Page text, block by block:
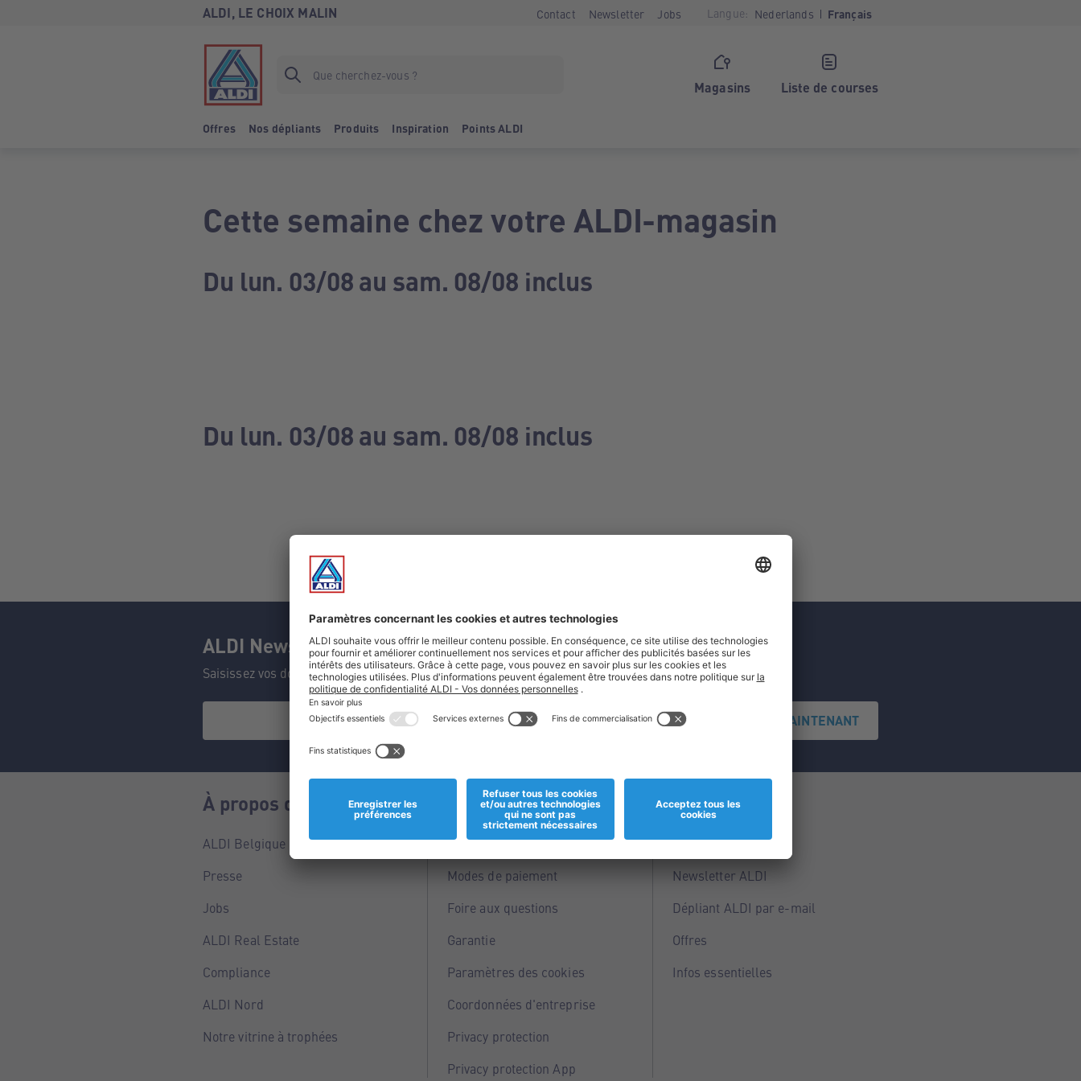
ALDI, LE CHOIX MALIN Contact Newsletter Jobs Langue: Nederlands Français
Magasins Liste de courses
Offres Nos dépliants Produits Inspiration Points ALDI
Cette semaine chez votre ALDI-magasin
Du lun. 03/08 au sam. 08/08 inclus
Du lun. 03/08 au sam. 08/08 inclus
ALDI Newsletter
Saisissez vos données et ne manquez aucune de nos offres.
S'INSCRIRE MAINTENANT
À propos de nous
ALDI Belgique
Presse
Jobs
ALDI Real Estate
Compliance
ALDI Nord
Notre vitrine à trophées
Informations
Magasins
Modes de paiement
Foire aux questions
Garantie
Paramètres des cookies
Coordonnées d'entreprise
Privacy protection
Privacy protection App
Service
Points ALDI
Newsletter ALDI
Dépliant ALDI par e-mail
Offres
Infos essentielles